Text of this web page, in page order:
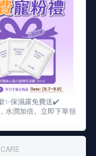
日除外)
麗粉專
二段312號3樓
✨保濕露免費送✔️
水潤加倍。立即下單領